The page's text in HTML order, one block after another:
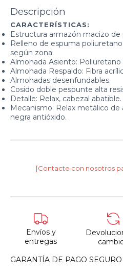
Descripción
CARACTERÍSTICAS:
Estructura armazón macizo de
Relleno de espuma
según zona.
Almohada Asiento:
Almohada Respaldo: Fibra
Almohadas desenfundables.
Cosido doble pespunte alta
Detalle: Relax, cabezal abatible.
Mecanismo: Relax metálico
negra antióxido.
[Contacte con nosotros
Envíos y
entregas
GARANTÍA DE PAGO SEGURO